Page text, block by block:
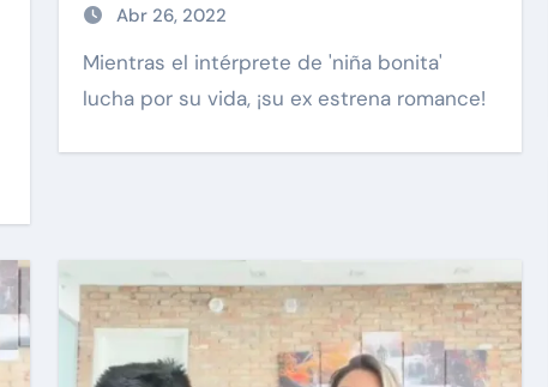
Abr 26, 2022
Mientras el intérprete de 'niña bonita'
lucha por su vida, ¡su ex estrena romance!